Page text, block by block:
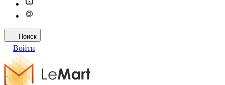
Поиск
Войти